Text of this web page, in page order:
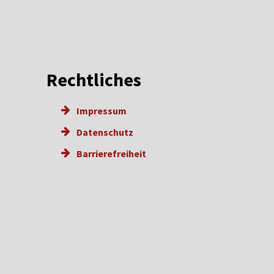
Rechtliches
Impressum
Datenschutz
Barrierefreiheit